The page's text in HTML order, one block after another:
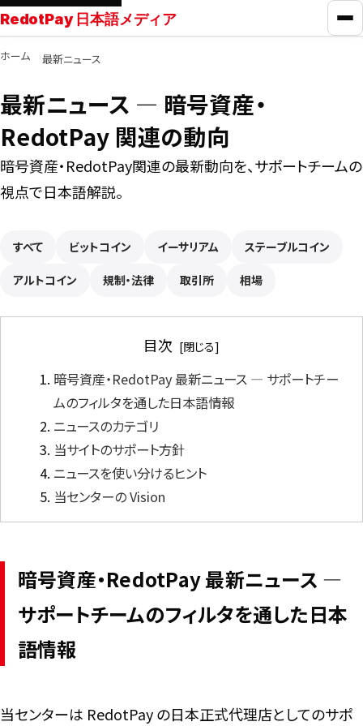
RedotPay 日本語メディア メ
RedotPayガイド
カード比較
学ぶ
ツール
ホーム 最新ニュース
最新ニュース ― 暗号資産・
RedotPay 関連の動向
暗号資産・RedotPay関連の最新動向を、サポートチームの
視点で日本語解説。
すべて ビットコイン イーサリアム ステーブルコイン
アルトコイン 規制・法律 取引所 相場
目次
暗号資産・RedotPay 最新ニュース ― サポートチー
ムのフィルタを通した日本語情報
ニュースのカテゴリ
当サイトのサポート方針
ニュースを使い分けるヒント
当センターの Vision
暗号資産・RedotPay 最新ニュース ―
サポートチームのフィルタを通した日本
語情報
当センターは RedotPay の日本正式代理店としてのサポ